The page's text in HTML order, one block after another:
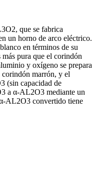
que se fabrica
un horno de arco eléctrico.
en términos de su
pura que el corindón
y oxígeno se prepara
corindón marrón, y el
(sin capacidad de
a α-AL2O3 mediante un
AL2O3 convertido tiene